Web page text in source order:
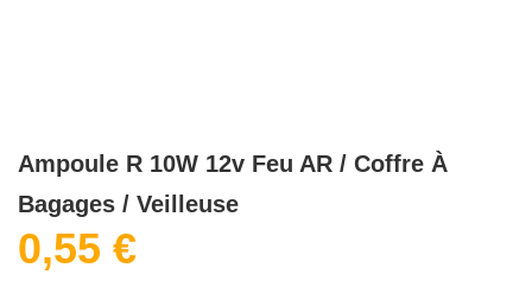
Ampoule R 10W 12v Feu AR / Coffre À
Bagages / Veilleuse
0,55 €